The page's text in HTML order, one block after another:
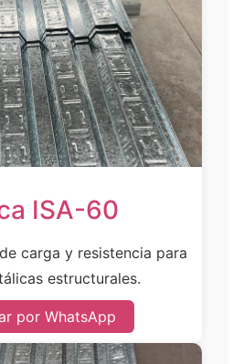
ISA-60
carga y resistencia para
estructurales.
por WhatsApp